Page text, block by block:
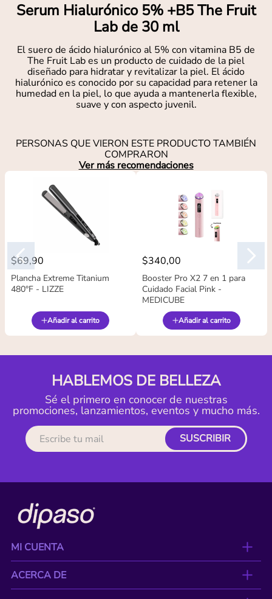
Serum Hialurónico 5% +B5 The Fruit
Lab de 30 ml
El suero de ácido hialurónico al 5% con vitamina B5 de
The Fruit Lab es un producto de cuidado de la piel
diseñado para hidratar y revitalizar la piel. El ácido
hialurónico es conocido por su capacidad para retener la
humedad en la piel, lo que ayuda a mantenerla flexible,
suave y con aspecto juvenil.
PERSONAS QUE VIERON ESTE PRODUCTO TAMBIÉN
COMPRARON
Ver más recomendaciones
$69,90
Plancha Extreme Titanium
480°F - LIZZE
Añadir al carrito
$340,00
Booster Pro X2 7 en 1 para
Cuidado Facial Pink -
MEDICUBE
Añadir al carrito
HABLEMOS DE BELLEZA
Sé el primero en conocer de nuestras
promociones, lanzamientos, eventos y mucho más.
SUSCRIBIR
MI CUENTA
ACERCA DE